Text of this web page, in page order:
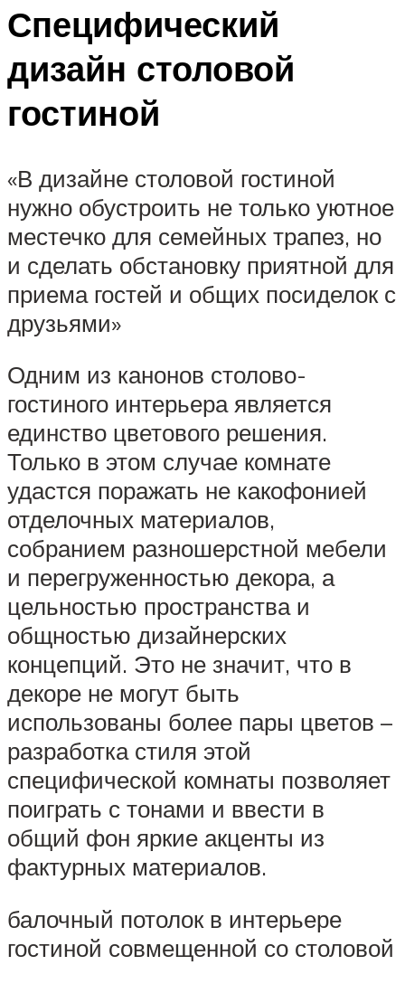
Специфический
дизайн столовой
гостиной
«В дизайне столовой гостиной
нужно обустроить не только уютное
местечко для семейных трапез, но
и сделать обстановку приятной для
приема гостей и общих посиделок с
друзьями»
Одним из канонов столово-
гостиного интерьера является
единство цветового решения.
Только в этом случае комнате
удастся поражать не какофонией
отделочных материалов,
собранием разношерстной мебели
и перегруженностью декора, а
цельностью пространства и
общностью дизайнерских
концепций. Это не значит, что в
декоре не могут быть
использованы более пары цветов –
разработка стиля этой
специфической комнаты позволяет
поиграть с тонами и ввести в
общий фон яркие акценты из
фактурных материалов.
балочный потолок в интерьере
гостиной совмещенной со столовой